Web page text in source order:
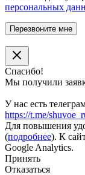
персональных
Спасибо!
Мы получили
У нас есть
https://t.me/
Для повышения
(подробнее). К
Google Analytics.
Принять
Отказаться